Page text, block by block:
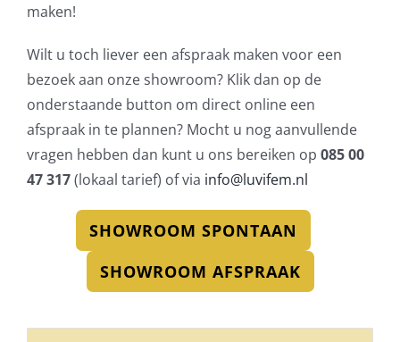
maken!
Wilt u toch liever een afspraak maken voor een
bezoek aan onze showroom? Klik dan op de
onderstaande button om direct online een
afspraak in te plannen? Mocht u nog aanvullende
vragen hebben dan kunt u ons bereiken op 085 00
47 317(lokaal tarief) of via info@luvifem.nl
SHOWROOM SPONTAAN
SHOWROOM AFSPRAAK